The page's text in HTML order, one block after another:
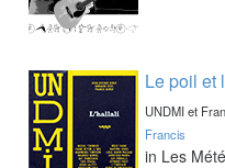
Le poil et
UNDMI et
Francis
in Les